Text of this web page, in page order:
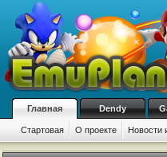
Главная Dendy
Стартовая О проекте Новости